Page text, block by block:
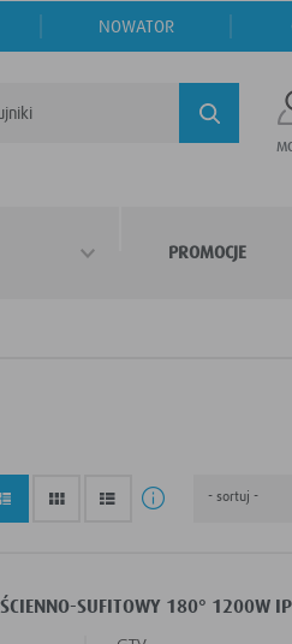
NOWATOR
PROMOCJE
- sortuj -
SUFITOWY 180° 1200W